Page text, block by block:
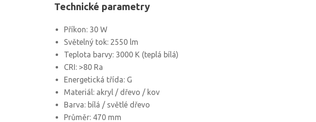
Technické parametry
Příkon: 30 W
Světelný tok: 2550 lm
Teplota barvy: 3000 K (teplá bílá)
CRI: >80 Ra
Energetická třída: G
Materiál: akryl / dřevo / kov
Barva: bílá / světlé dřevo
Průměr: 470 mm